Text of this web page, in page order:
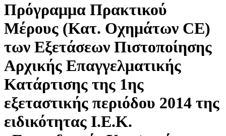
Πρόγραμμα Πρακτικού
Μέρους (Κατ. Οχημάτων CE)
των Εξετάσεων Πιστοποίησης
Αρχικής Επαγγελματικής
Κατάρτισης της 1ης
εξεταστικής περιόδου 2014 της
ειδικότητας Ι.Ε.Κ.